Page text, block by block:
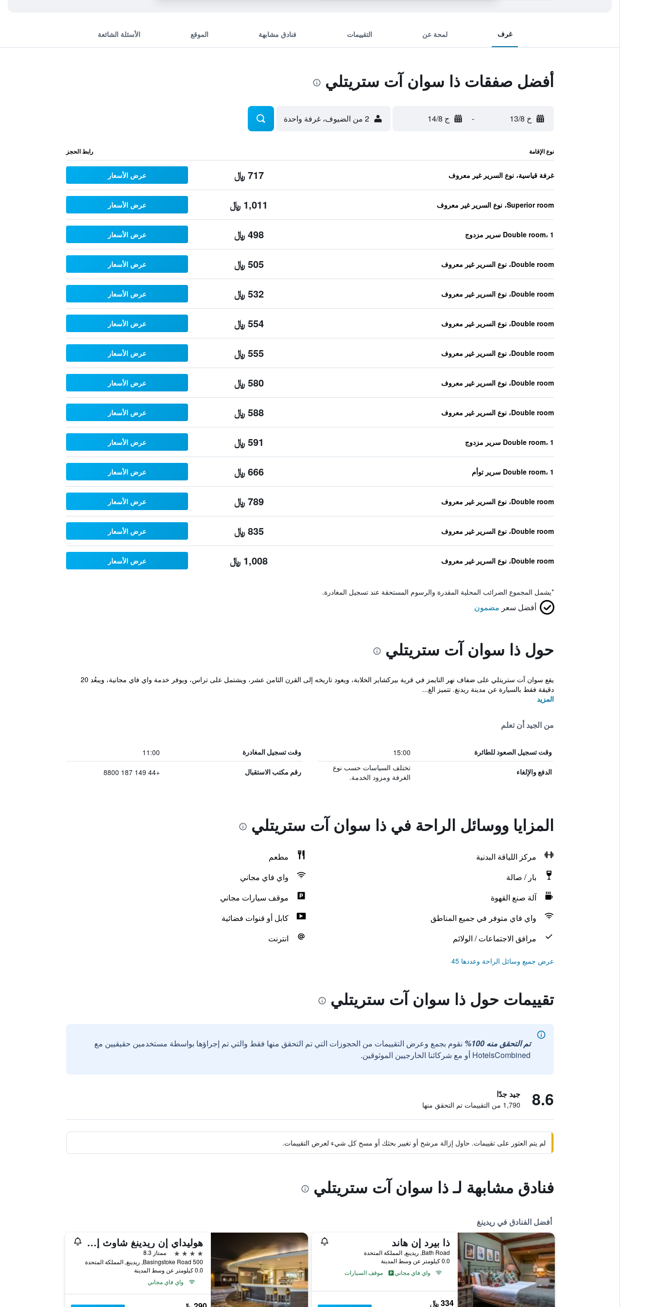
غرف لمحة عن التقييمات فنادق مشابهة الموقع الأسئلة الشائعة
أفضل صفقات ذا سوان آت ستريتلي
خ 13/8 - ج 14/8 2 من الضيوف، غرفة واحدة
نوع الإقامة رابط الحجز
غرفة قياسية، نوع السرير غير معروف 717 ﷼ عرض الأسعار
Superior room، نوع السرير غير معروف 1,011 ﷼ عرض الأسعار
Double room، 1 سرير مزدوج 498 ﷼ عرض الأسعار
Double room، نوع السرير غير معروف 505 ﷼ عرض الأسعار
Double room، نوع السرير غير معروف 532 ﷼ عرض الأسعار
Double room، نوع السرير غير معروف 554 ﷼ عرض الأسعار
Double room، نوع السرير غير معروف 555 ﷼ عرض الأسعار
Double room، نوع السرير غير معروف 580 ﷼ عرض الأسعار
Double room، نوع السرير غير معروف 588 ﷼ عرض الأسعار
Double room، 1 سرير مزدوج 591 ﷼ عرض الأسعار
Double room، 1 سرير توأم 666 ﷼ عرض الأسعار
Double room، نوع السرير غير معروف 789 ﷼ عرض الأسعار
Double room، نوع السرير غير معروف 835 ﷼ عرض الأسعار
Double room، نوع السرير غير معروف 1,008 ﷼ عرض الأسعار
*يشمل المجموع الضرائب المحلية المقدرة والرسوم المستحقة عند تسجيل المغادرة.
أفضل سعر مضمون
حول ذا سوان آت ستريتلي
يقع سوان آت ستريتلي على ضفاف نهر التايمز في قرية بيركشاير الخلابة، ويعود تاريخه إلى القرن الثامن عشر، ويشتمل على تراس، ويوفر خدمة واي فاي مجانية، ويبعُد 20
دقيقة فقط بالسيارة عن مدينة ريدنغ. تتميز الغ...
المزيد
من الجيد أن تعلم
وقت تسجيل الصعود للطائرة 15:00 وقت تسجيل المغادرة 11:00
الدفع والإلغاء
تختلف السياسات حسب نوع
الغرفة ومزود الخدمة.
رقم مكتب الاستقبال +44 149 187 8800
المزايا ووسائل الراحة في ذا سوان آت ستريتلي
مركز اللياقة البدنية
مطعم
بار / صالة
واي فاي مجاني
آلة صنع القهوة
موقف سيارات مجاني
واي فاي متوفر في جميع المناطق
كابل أو قنوات فضائية
مرافق الاجتماعات / الولائم
انترنت
عرض جميع وسائل الراحة وعددها 45
تقييمات حول ذا سوان آت ستريتلي
تم التحقق منه 100%
نقوم بجمع وعرض التقييمات من الحجوزات التي تم التحقق منها فقط والتي تم إجراؤها بواسطة مستخدمين حقيقيين مع
HotelsCombined أو مع شركائنا الخارجيين الموثوقين.
8.6 جيد جدًا
1,790 من التقييمات تم التحقق منها
لم يتم العثور على تقييمات. حاول إزالة مرشح أو تغيير بحثك أو مسح كل شيء لعرض التقييمات.
فنادق مشابهة لـ ذا سوان آت ستريتلي
أفضل الفنادق في ريدينغ
ذا بيرد إن هاند
Bath Road, ريدينغ, المملكة المتحدة
0.0 كيلومتر عن وسط المدينة
واي فاي مجاني
موقف السيارات
334 ﷼
هوليداي إن ريدينغ شاوث إم 4، جيه سي تي 11
4 نجوم
ممتاز 8.3
500 Basingstoke Road, ريدينغ, المملكة المتحدة
0.0 كيلومتر عن وسط المدينة
واي فاي مجاني